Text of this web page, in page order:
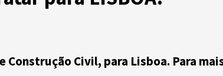
Civil, para Lisboa. Para